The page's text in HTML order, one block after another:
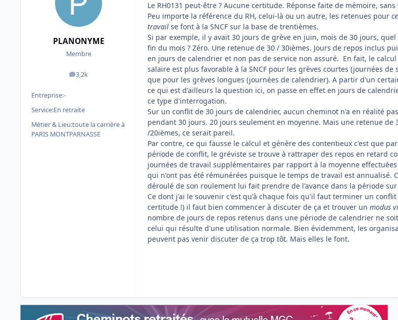
PLANONYME
Membre
3,2k
messages
Entreprise:-
Service:En retraite
Métier & Lieu:toute la carrière à
PARIS MONTPARNASSE
Le RH0131 peut-être ? Aucune certitude. Réponse faite de mémoire,
Peu importe la référence du RH, celui-là ou un autre, les retenues pour
travail se font à la SNCF sur la base de trentièmes.
Si par exemple, il y avait 30 jours de grève en juin, mois de 30 jours,
fin du mois ? Zéro. Une retenue de 30 / 30ièmes. Jours de repos inclus
en jours de calendrier et non pas de service non assuré. En fait, le
salaire est plus favorable à la SNCF pour les grèves courtes (journées de
que pour les grèves longues (journées de calendrier). A partir d'un
ce qui est d'ailleurs la question ici, on passe en effet en jours de
ce type d'interrogation.
Sur un conflit de 30 jours de calendrier, aucun cheminot n'a en réalité
pendant 30 jours. 20 jours seulement en moyenne. Mais une retenue de
/20ièmes, ce serait pareil.
Par contre, ce qui fausse le calcul et génère des contentieux c'est que
période de conflit, le gréviste se trouve à rattraper des repos en retard
journées de travail supplémentaires par rapport à la moyenne
qui n'ont pas été rémunérées puisque le temps de travail est annualisé.
déroulé de son roulement lui fait prendre de l'avance dans la période sur
Ce dont j'ai le souvenir c'est qu'à chaque fois qu'il faut terminer un conflit
certitude !) il faut bien commencer à discuter de ça et trouver un modus
nombre de jours de repos retenus dans une période de calendrier ne
celui qui résulte d'une utilisation normale. Bien évidemment, les
peuvent pas venir discuter de ça trop tôt. Mais elles le font.